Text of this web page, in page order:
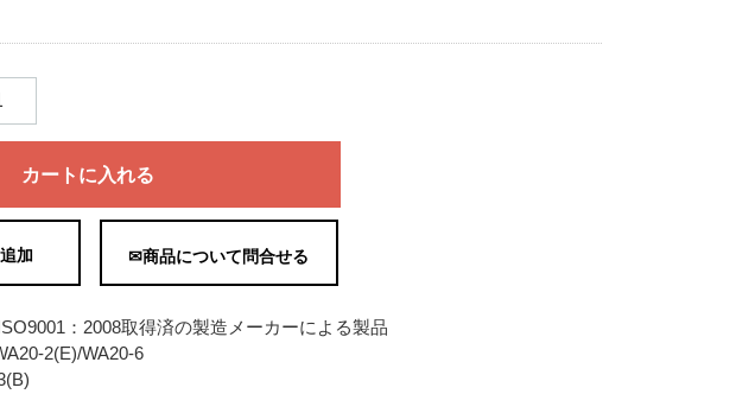
カートに入れる
加 ✉商品について問合せる
：2008取得済の製造メーカーによる製品
2(E)/WA20-6